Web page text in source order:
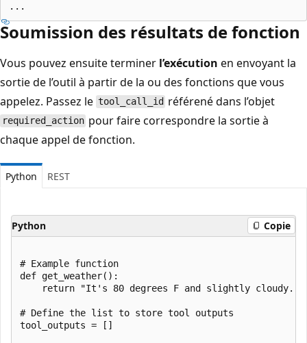
Soumission des résultats de fonction
Vous pouvez ensuite terminer l’exécution en envoyant la
sortie de l’outil à partir de la ou des fonctions que vous
appelez. Passez le tool_call_id référené dans l’objet
required_action pour faire correspondre la sortie à
chaque appel de fonction.
Python REST
Python Copie
# Example function
def get_weather():
    return "It's 80 degrees F and slightly cloudy."
# Define the list to store tool outputs
tool_outputs = []